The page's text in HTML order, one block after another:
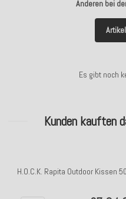
Anderen bei
Es gibt noch
Kunden kauften
H.O.C.K. Rapita Outdoor Kissen